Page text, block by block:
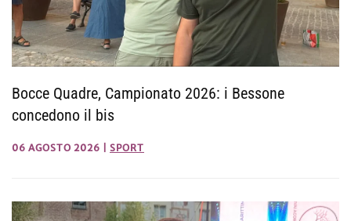
Bocce Quadre, Campionato 2026: i Bessone
concedono il bis
06 AGOSTO 2026 SPORT